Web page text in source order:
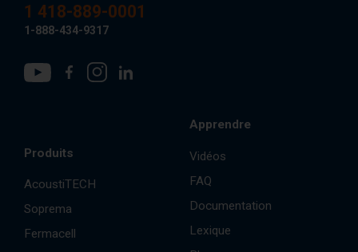
1 418-889-0001
1-888-434-9317
Produits
AcoustiTECH
Soprema
Fermacell
Apprendre
Vidéos
FAQ
Documentation
Lexique